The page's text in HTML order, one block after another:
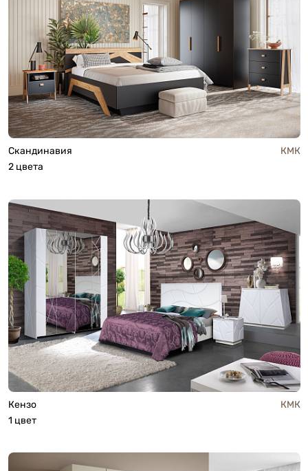
Скандинавия
КМК
2 цвета
Кензо
КМК
1 цвет